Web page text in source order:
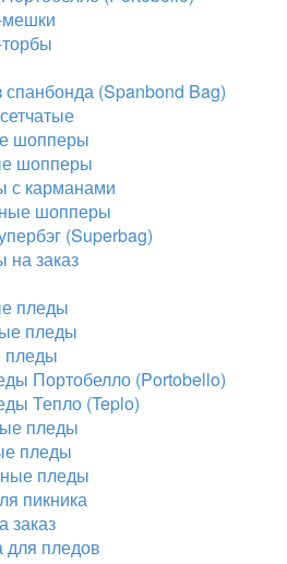
мешки
спанбонда (Spanbond Bag)
шопперы
шопперы
с карманами
шопперы
(Superbag)
заказ
пледы
пледы
пледы
Портобелло (Portobello)
Тепло (Teplo)
пледы
пледы
пледы
пикника
заказ
для пледов